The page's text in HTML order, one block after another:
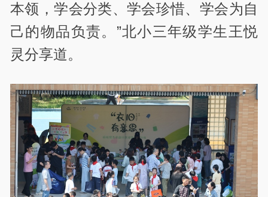
本领，学会分类、学会珍惜、学会为自
己的物品负责。”北小三年级学生王悦
灵分享道。